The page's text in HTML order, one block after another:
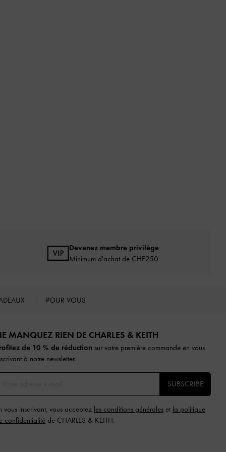
Devenez membre privilège
Minimum d'achat de CHF250
POUR VOUS
MANQUEZ RIEN DE CHARLES & KEITH​​
de 10 % de réduction sur votre première commande en vous
à notre newsletter.
SUBSCRIBE
vous inscrivant, vous acceptez les conditions générales et la politique
confidentialité de CHARLES & KEITH.